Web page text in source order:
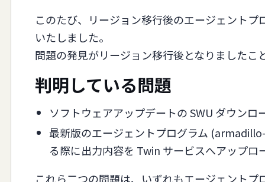
このたび、リージョン移行後のエージェント
いたしました。
問題の発見がリージョン移行後となりましたこ
判明している問題
ソフトウェアアップデートの SWU ダウン
最新版のエージェントプログラム
る際に出力内容を Twin サービスへアップ
これら二つの問題は、いずれもエージェント